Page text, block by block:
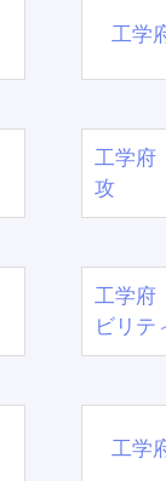
工学
工学府
攻
工学府
ビリテ
工学